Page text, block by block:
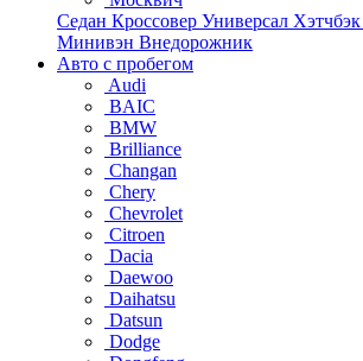
Седан Кроссовер Универсал Хэтчбэк
Минивэн Внедорожник
Авто с пробегом
Audi
BAIC
BMW
Brilliance
Changan
Chery
Chevrolet
Citroen
Dacia
Daewoo
Daihatsu
Datsun
Dodge